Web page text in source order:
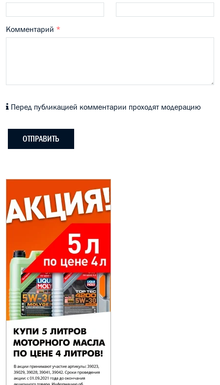
Комментарий *
Перед публикацией комментарии проходят модерацию
ОТПРАВИТЬ